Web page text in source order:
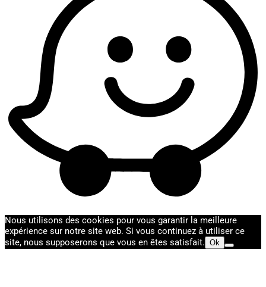
Nous utilisons des cookies pour vous garantir la meilleure
expérience sur notre site web. Si vous continuez à utiliser ce
site, nous supposerons que vous en êtes satisfait. Ok